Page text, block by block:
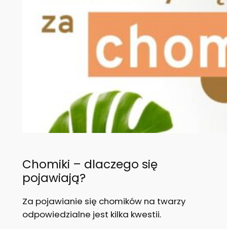
Chomiki – dlaczego się
pojawiają?
Za pojawianie się chomików na twarzy
odpowiedzialne jest kilka kwestii.